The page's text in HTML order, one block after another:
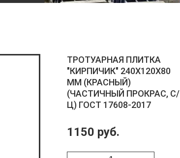
ТРОТУАРНАЯ ПЛИТКА
"КИРПИЧИК" 240X120X80
ММ (КРАСНЫЙ)
(ЧАСТИЧНЫЙ ПРОКРАС, С/
Ц) ГОСТ 17608-2017
1150 руб.